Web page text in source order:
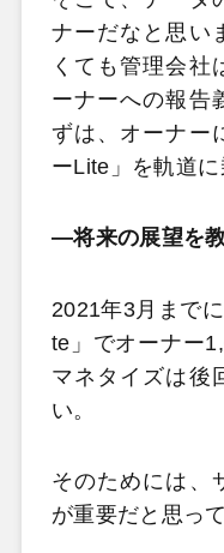
ナーだなと思い
くても管理会社
ーナーへの報告
ずは、オーナー
ーLite」を軌道に
―将来の展望を教
2021年3月まで
te」でオーナー
マネタイズは後
い。
そのためには、
が重要だと思っ